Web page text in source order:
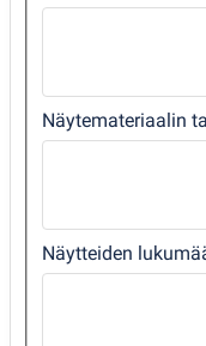
Näytemateriaalin
Näytteiden